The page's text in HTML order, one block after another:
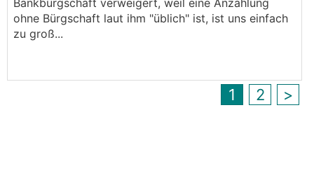
Bankbürgschaft verweigert, weil eine Anzahlung
ohne Bürgschaft laut ihm "üblich" ist, ist uns einfach
zu groß...
1 2 >